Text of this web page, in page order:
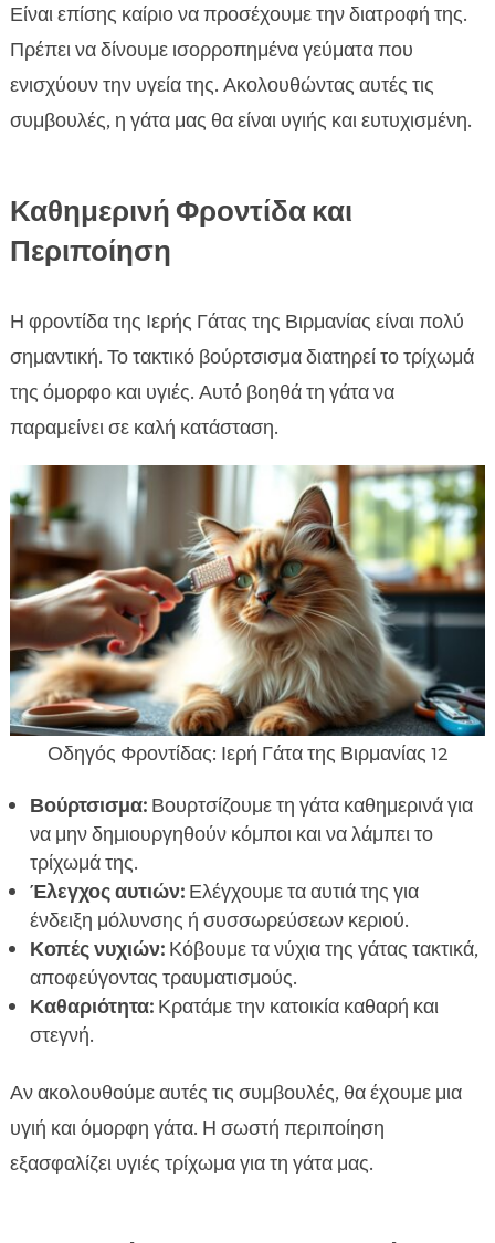
Είναι επίσης καίριο να προσέχουμε την διατροφή της.
Πρέπει να δίνουμε ισορροπημένα γεύματα που
ενισχύουν την υγεία της. Ακολουθώντας αυτές τις
συμβουλές, η γάτα μας θα είναι υγιής και ευτυχισμένη.
Καθημερινή Φροντίδα και
Περιποίηση
Η φροντίδα της Ιερής Γάτας της Βιρμανίας είναι πολύ
σημαντική. Το τακτικό βούρτσισμα διατηρεί το τρίχωμά
της όμορφο και υγιές. Αυτό βοηθά τη γάτα να
παραμείνει σε καλή κατάσταση.
Οδηγός Φροντίδας: Ιερή Γάτα της Βιρμανίας 12
Βούρτσισμα:Βουρτσίζουμε τη γάτα καθημερινά για
να μην δημιουργηθούν κόμποι και να λάμπει το
τρίχωμά της.
Έλεγχος αυτιών:Ελέγχουμε τα αυτιά της για
ένδειξη μόλυνσης ή συσσωρεύσεων κεριού.
Κοπές νυχιών:Κόβουμε τα νύχια της γάτας τακτικά,
αποφεύγοντας τραυματισμούς.
Καθαριότητα:Κρατάμε την κατοικία καθαρή και
στεγνή.
Αν ακολουθούμε αυτές τις συμβουλές, θα έχουμε μια
υγιή και όμορφη γάτα. Η σωστή περιποίηση
εξασφαλίζει υγιές τρίχωμα για τη γάτα μας.